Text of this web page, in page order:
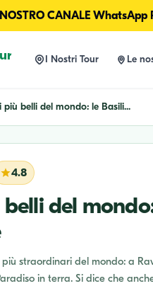
CANALE WhatsApp
I Nostri Tour Le
più belli del mondo: le Basili...
4.8
del
straordinari del mondo: a
in terra. Si dice che